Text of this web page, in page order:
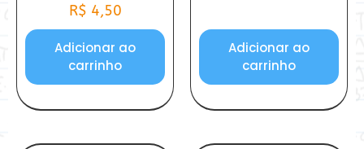
R$ 4,50
Adicionar ao
carrinho
Adicionar ao
carrinho